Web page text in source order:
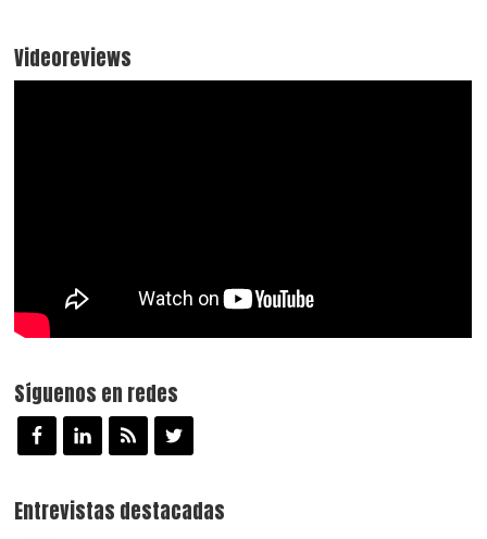
Videoreviews
Síguenos en redes
Entrevistas destacadas